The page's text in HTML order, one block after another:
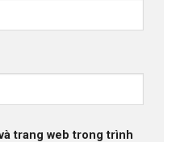
trang web trong trình